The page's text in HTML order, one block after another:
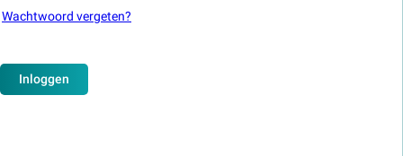
Wachtwoord vergeten?
Inloggen